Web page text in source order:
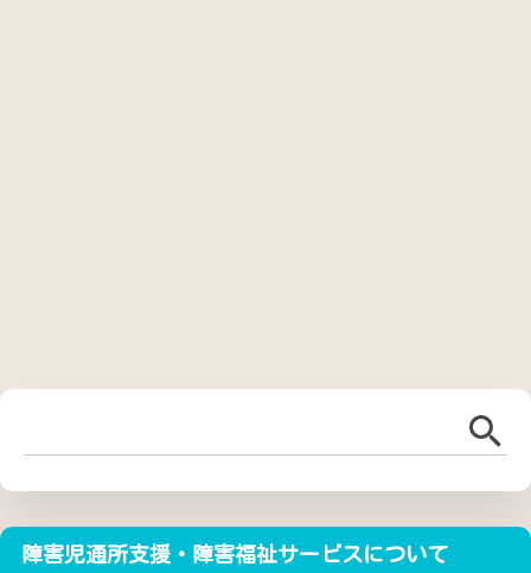
障害児通所支援・障害福祉サービスについて